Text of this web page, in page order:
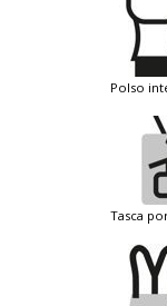
polso
tasca